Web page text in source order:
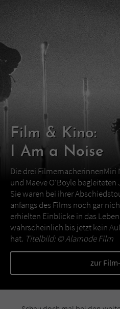
Film & Kino:
I Am a Noise
Die drei FilmemacherinnenMiri
und Maeve O‘Boyle
Sie waren bei ihrer
anfangs des Films noch gar
erhielten Einblicke in das
wahrscheinlich bis jetzt kein
hat. Titelbild: ©Alamode Film
zur